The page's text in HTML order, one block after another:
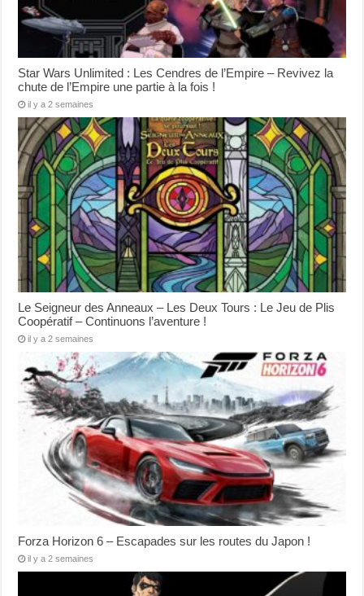
Star Wars Unlimited : Les Cendres de l’Empire – Revivez la
chute de l’Empire une partie à la fois !
il y a 2 semaines
Le Seigneur des Anneaux – Les Deux Tours : Le Jeu de Plis
Coopératif – Continuons l’aventure !
il y a 2 semaines
Forza Horizon 6 – Escapades sur les routes du Japon !
il y a 2 semaines